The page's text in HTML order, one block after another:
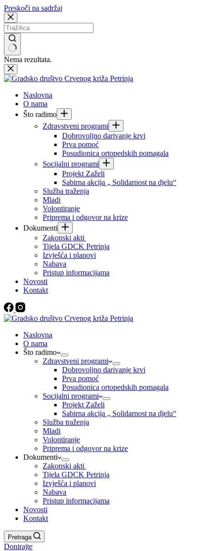
Preskoči na sadržaj
Nema rezultata.
Naslovna
O nama
Što radimo
Zdravstveni programi
Dobrovoljno darivanje krvi
Prva pomoć
Posudionica ortopedskih pomagala
Socijalni programi
Projekt Zaželi
Sabirna akcija „ Solidarnost na djelu“
Služba traženja
Mladi
Volontiranje
Priprema i odgovor na krize
Dokumenti
Zakonski akti
Tijela GDCK Petrinja
Izvješća i planovi
Nabava
Pristup informacijama
Novosti
Kontakt
Naslovna
O nama
Što radimo
Zdravstveni programi
Dobrovoljno darivanje krvi
Prva pomoć
Posudionica ortopedskih pomagala
Socijalni programi
Projekt Zaželi
Sabirna akcija „ Solidarnost na djelu“
Služba traženja
Mladi
Volontiranje
Priprema i odgovor na krize
Dokumenti
Zakonski akti
Tijela GDCK Petrinja
Izvješća i planovi
Nabava
Pristup informacijama
Novosti
Kontakt
Pretraga
Donirajte